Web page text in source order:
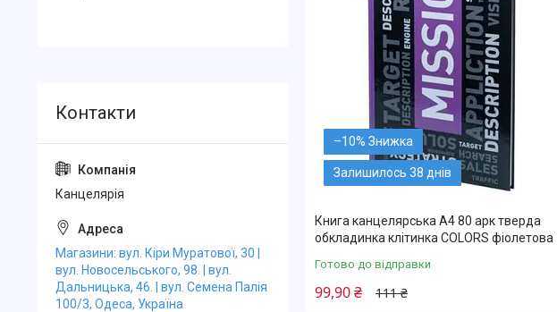
–10%
Залишилось 38 днів
Книга канцелярська А4 80 арк тверда
обкладинка клітинка COLORS фіолетова
Готово до відправки
111 ₴
99,90 ₴
Канцелярiя
Магазини: вул. Кіри Муратової, 30 |
вул. Новосельського, 98. | вул.
Дальницька, 46. | вул. Семена Палія
100/3, Одеса, Україна